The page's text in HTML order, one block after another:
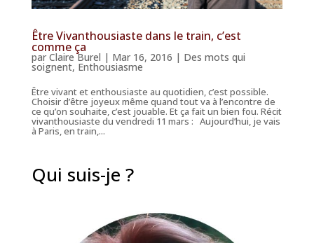
Être Vivanthousiaste dans le train, c’est
comme ça
par Claire Burel | Mar 16, 2016 | Des mots qui
soignent, Enthousiasme
Être vivant et enthousiaste au quotidien, c’est possible.
Choisir d’être joyeux même quand tout va à l’encontre de
ce qu’on souhaite, c’est jouable. Et ça fait un bien fou. Récit
vivanthousiaste du vendredi 11 mars : Aujourd’hui, je vais
à Paris, en train,...
Qui suis-je ?